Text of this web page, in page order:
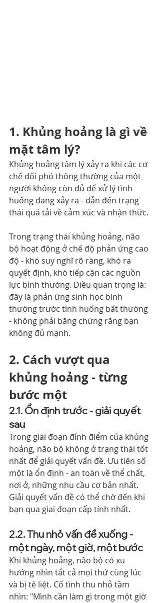
1. Khủng hoảng là gì về
mặt tâm lý?
Khủng hoảng tâm lý xảy ra khi các cơ
chế đối phó thông thường của một
người không còn đủ để xử lý tình
huống đang xảy ra - dẫn đến trạng
thái quá tải về cảm xúc và nhận thức.
Trong trạng thái khủng hoảng, não
bộ hoạt động ở chế độ phản ứng cao
độ - khó suy nghĩ rõ ràng, khó ra
quyết định, khó tiếp cận các nguồn
lực bình thường. Điều quan trọng là:
đây là phản ứng sinh học bình
thường trước tình huống bất thường
- không phải bằng chứng rằng bạn
không đủ mạnh.
2. Cách vượt qua
khủng hoảng - từng
bước một
2.1. Ổn định trước - giải quyết
sau
Trong giai đoạn đỉnh điểm của khủng
hoảng, não bộ không ở trạng thái tốt
nhất để giải quyết vấn đề. Ưu tiên số
một là ổn định - an toàn về thể chất,
nơi ở, những nhu cầu cơ bản nhất.
Giải quyết vấn đề có thể chờ đến khi
bạn qua giai đoạn cấp tính nhất.
2.2. Thu nhỏ vấn đề xuống -
một ngày, một giờ, một bước
Khi khủng hoảng, não bộ có xu
hướng nhìn tất cả mọi thứ cùng lúc
và bị tê liệt. Cố tình thu nhỏ tầm
nhìn: "Mình cần làm gì trong một giờ